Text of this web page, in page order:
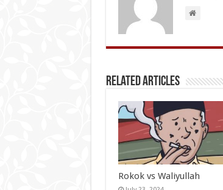
Related Articles
Rokok vs Waliyullah